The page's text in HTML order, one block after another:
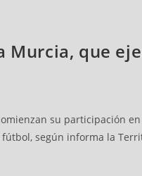
Murcia, que
su participación
fútbol, según informa la